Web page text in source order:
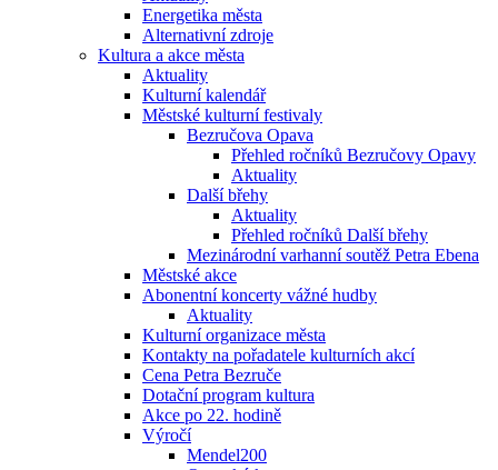
Energetika města
Alternativní zdroje
Kultura a akce města
Aktuality
Kulturní kalendář
Městské kulturní festivaly
Bezručova Opava
Přehled ročníků Bezručovy Opavy
Aktuality
Další břehy
Aktuality
Přehled ročníků Další břehy
Mezinárodní varhanní soutěž Petra Ebena
Městské akce
Abonentní koncerty vážné hudby
Aktuality
Kulturní organizace města
Kontakty na pořadatele kulturních akcí
Cena Petra Bezruče
Dotační program kultura
Akce po 22. hodině
Výročí
Mendel200